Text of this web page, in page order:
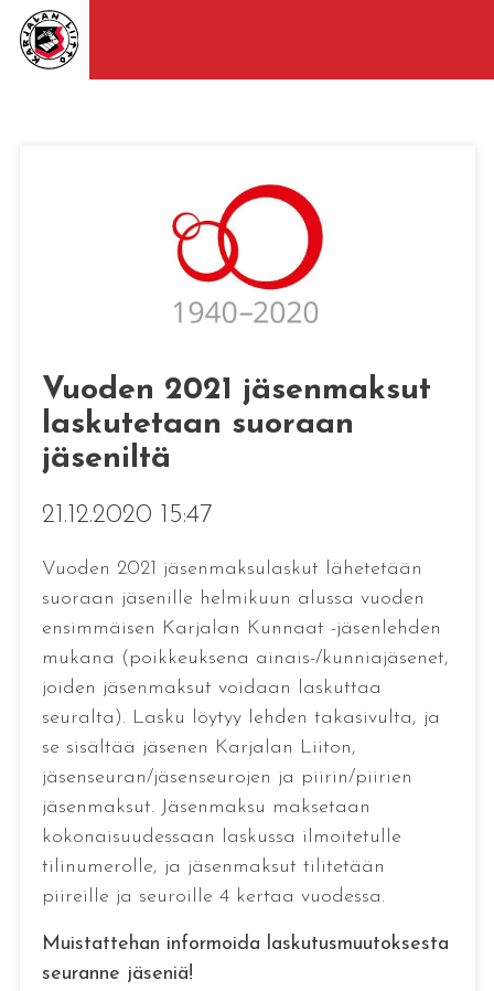
Vuoden 2021 jäsenmaksut
laskutetaan suoraan
jäseniltä
21.12.2020 15:47
Vuoden 2021 jäsenmaksulaskut lähetetään
suoraan jäsenille helmikuun alussa vuoden
ensimmäisen Karjalan Kunnaat -jäsenlehden
mukana (poikkeuksena ainais-/kunniajäsenet,
joiden jäsenmaksut voidaan laskuttaa
seuralta). Lasku löytyy lehden takasivulta, ja
se sisältää jäsenen Karjalan Liiton,
jäsenseuran/jäsenseurojen ja piirin/piirien
jäsenmaksut. Jäsenmaksu maksetaan
kokonaisuudessaan laskussa ilmoitetulle
tilinumerolle, ja jäsenmaksut tilitetään
piireille ja seuroille 4 kertaa vuodessa.
Muistattehan informoida laskutusmuutoksesta
seuranne jäseniä!